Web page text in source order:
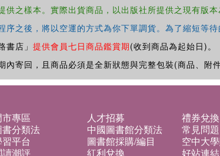
供之樣本。實際出貨商品，以出版社所提供之現有版
序之後，將以空運的方式為你下單調貨。為了縮短等
店」 提供會員七日商品鑑賞期(收到商品為起始日)。
內寄回，且商品必須是全新狀態與完整包裝(商品、附
市專區 人才招募 禮券兌換
書分類法 中國圖書館分類法 常見問題
平台 圖書館採購/編目 空中大
潮評 紅利兌換 好站連結